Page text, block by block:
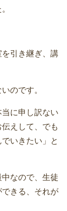
引き継ぎ、講
のです。
に申し訳ない
えして、でも
いきたい」と
なので、生徒
きる、それが